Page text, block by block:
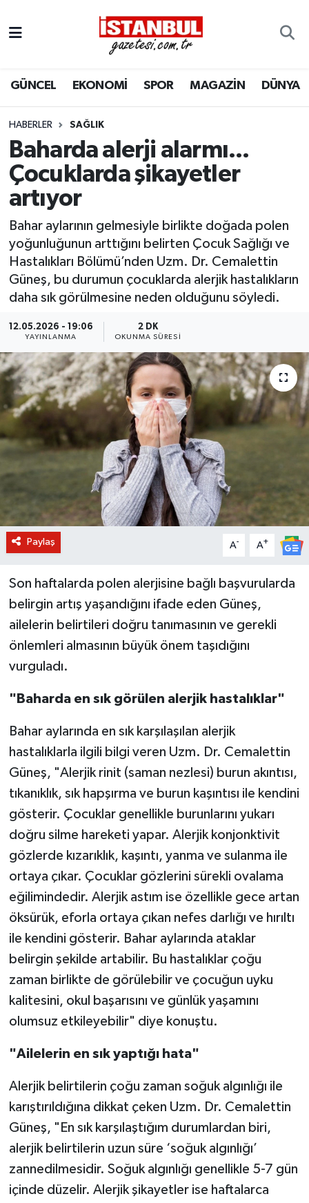
GÜNCEL EKONOMİ SPOR MAGAZİN DÜNYA
HABERLER SAĞLIK
Baharda alerji alarmı...
Çocuklarda şikayetler
artıyor
Bahar aylarının gelmesiyle birlikte doğada polen
yoğunluğunun arttığını belirten Çocuk Sağlığı ve
Hastalıkları Bölümü’nden Uzm. Dr. Cemalettin
Güneş, bu durumun çocuklarda alerjik hastalıkların
daha sık görülmesine neden olduğunu söyledi.
12.05.2026 - 19:06
YAYINLANMA
2 DK
OKUNMA SÜRESI
Paylaş A- A+
Son haftalarda polen alerjisine bağlı başvurularda
belirgin artış yaşandığını ifade eden Güneş,
ailelerin belirtileri doğru tanımasının ve gerekli
önlemleri almasının büyük önem taşıdığını
vurguladı.
"Baharda en sık görülen alerjik hastalıklar"
Bahar aylarında en sık karşılaşılan alerjik
hastalıklarla ilgili bilgi veren Uzm. Dr. Cemalettin
Güneş, "Alerjik rinit (saman nezlesi) burun akıntısı,
tıkanıklık, sık hapşırma ve burun kaşıntısı ile kendini
gösterir. Çocuklar genellikle burunlarını yukarı
doğru silme hareketi yapar. Alerjik konjonktivit
gözlerde kızarıklık, kaşıntı, yanma ve sulanma ile
ortaya çıkar. Çocuklar gözlerini sürekli ovalama
eğilimindedir. Alerjik astım ise özellikle gece artan
öksürük, eforla ortaya çıkan nefes darlığı ve hırıltı
ile kendini gösterir. Bahar aylarında ataklar
belirgin şekilde artabilir. Bu hastalıklar çoğu
zaman birlikte de görülebilir ve çocuğun uyku
kalitesini, okul başarısını ve günlük yaşamını
olumsuz etkileyebilir" diye konuştu.
"Ailelerin en sık yaptığı hata"
Alerjik belirtilerin çoğu zaman soğuk algınlığı ile
karıştırıldığına dikkat çeken Uzm. Dr. Cemalettin
Güneş, "En sık karşılaştığım durumlardan biri,
alerjik belirtilerin uzun süre ‘soğuk algınlığı’
zannedilmesidir. Soğuk algınlığı genellikle 5-7 gün
içinde düzelir. Alerjik şikayetler ise haftalarca
EKONOMİ
İSTANBUL
DÜNYA
SPOR
MAGAZİN
KÜLTÜR SANAT
SAĞLIK
BİLİM VE TEKNOLOJİ
OTOMOBİL
KURUMSAL
Nöbetçi Eczaneler
Hava Durumu
Trafik Durumu
Süper Lig Puan Durumu ve Fikstür
Tüm Manşetler
Son Dakika Haberleri
Haber Arşivi